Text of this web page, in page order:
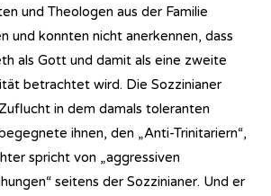
und Theologen aus der Familie
und konnten nicht anerkennen, dass
als Gott und damit als eine zweite
betrachtet wird. Die Sozzinianer
in dem damals toleranten
ihnen, den „Anti-Trinitariern“,
spricht von „aggressiven
seitens der Sozzinianer. Und er